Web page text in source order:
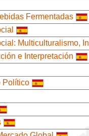
Fermentadas
Multiculturalismo,
e Interpretación
Político